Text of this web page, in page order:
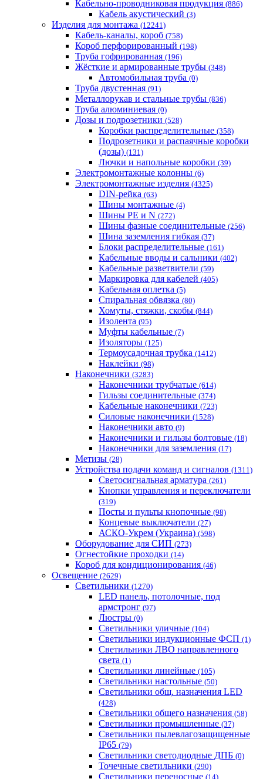
Кабельно-проводниковая продукция (886)
Кабель акустический (3)
Изделия для монтажа (12241)
Кабель-каналы, короб (758)
Короб перфорированный (198)
Труба гофрированная (196)
Жёсткие и армированные трубы (348)
Автомобильная труба (0)
Труба двустенная (91)
Металлорукав и стальные трубы (836)
Труба алюминиевая (0)
Дозы и подрозетники (528)
Коробки распределительные (358)
Подрозетники и распаячные коробки
(дозы) (131)
Лючки и напольные коробки (39)
Электромонтажные колонны (6)
Электромонтажные изделия (4325)
DIN-рейка (63)
Шины монтажные (4)
Шины PE и N (272)
Шины фазные соединительные (256)
Шина заземления гибкая (37)
Блоки распределительные (161)
Кабельные вводы и сальники (402)
Кабельные разветвители (59)
Маркировка для кабелей (405)
Кабельная оплетка (5)
Спиральная обвязка (80)
Хомуты, стяжки, скобы (844)
Изолента (95)
Муфты кабельные (7)
Изоляторы (125)
Термоусадочная трубка (1412)
Наклейки (98)
Наконечники (3283)
Наконечники трубчатые (614)
Гильзы соединительные (374)
Кабельные наконечники (723)
Силовые наконечники (1528)
Наконечники авто (9)
Наконечники и гильзы болтовые (18)
Наконечники для заземления (17)
Метизы (28)
Устройства подачи команд и сигналов (1311)
Светосигнальная арматура (261)
Кнопки управления и переключатели
(319)
Посты и пульты кнопочные (98)
Концевые выключатели (27)
АСКО-Укрем (Украина) (598)
Оборудование для СИП (273)
Огнестойкие проходки (14)
Короб для кондиционирования (46)
Освещение (2629)
Светильники (1270)
LED панель, потолочные, под
армстронг (97)
Люстры (0)
Светильники уличные (104)
Светильники индукционные ФСП (1)
Светильники ЛВО направленного
света (1)
Светильники линейные (105)
Светильники настольные (50)
Светильники общ. назначения LED
(428)
Светильники общего назначения (58)
Светильники промышленные (37)
Светильники пылевлагозащищенные
IP65 (79)
Светильники светодиодные ДПБ (0)
Точечные светильники (290)
Светильники переносные (14)